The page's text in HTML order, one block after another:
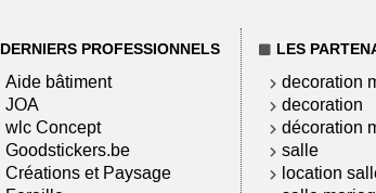
DERNIERS PROFESSIONNELS
Aide bâtiment
JOA
wlc Concept
Goodstickers.be
Créations et Paysage
LES
decoration
decoration
décoration
salle
location